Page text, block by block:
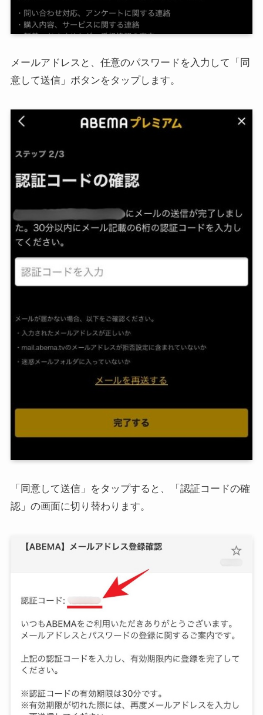
メールアドレスと、任意のパスワードを入力して「同
意して送信」ボタンをタップします。
「同意して送信」をタップすると、「認証コードの確
認」の画面に切り替わります。